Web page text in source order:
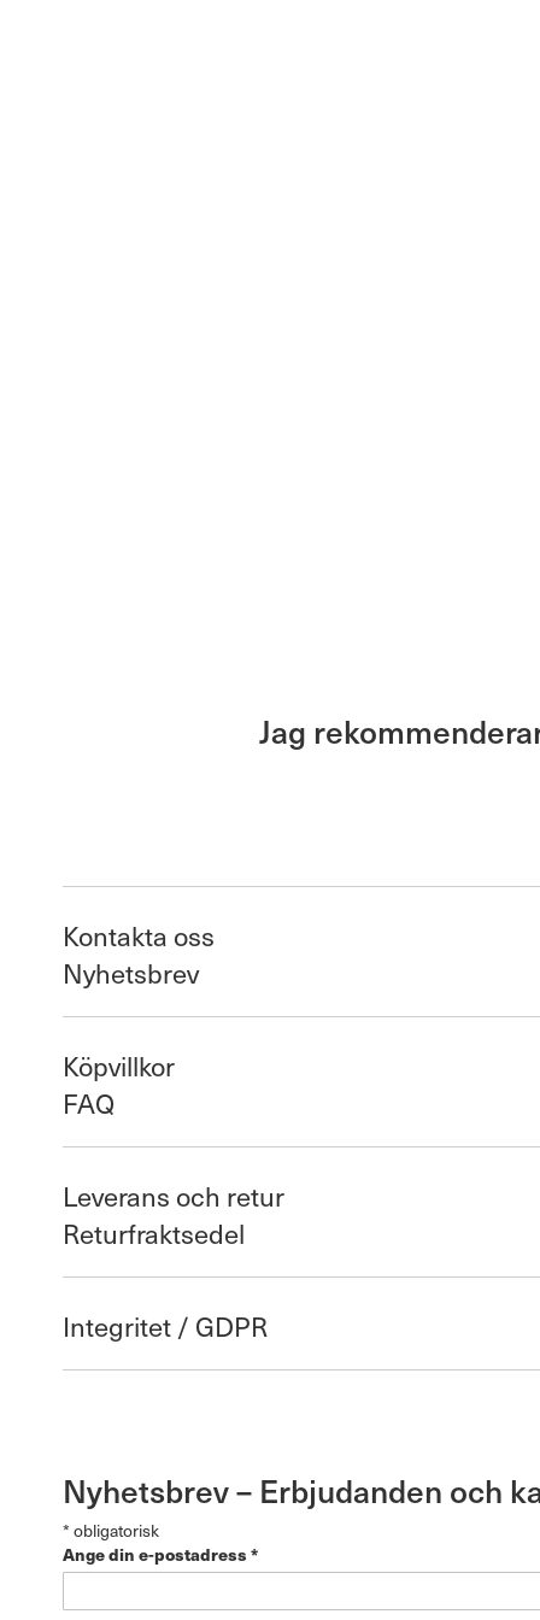
Jag
Kontakta oss
Nyhetsbrev
Köpvillkor
FAQ
Leverans och retur
Returfraktsedel
Integritet / GDPR
Nyhetsbrev – Erbjudanden och
* obligatorisk
Ange din e-postadress *